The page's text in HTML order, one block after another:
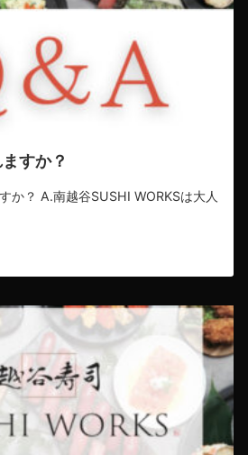
すか？
か？ A.南越谷SUSHI WORKSは大人